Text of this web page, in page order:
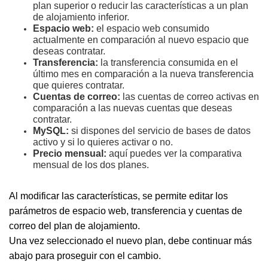
plan superior o reducir las características a un plan
de alojamiento inferior.
Espacio web: el espacio web consumido
actualmente en comparación al nuevo espacio que
deseas contratar.
Transferencia: la transferencia consumida en el
último mes en comparación a la nueva transferencia
que quieres contratar.
Cuentas de correo: las cuentas de correo activas en
comparación a las nuevas cuentas que deseas
contratar.
MySQL: si dispones del servicio de bases de datos
activo y si lo quieres activar o no.
Precio mensual: aquí puedes ver la comparativa
mensual de los dos planes.
Al modificar las características, se permite editar los
parámetros de espacio web, transferencia y cuentas de
correo del plan de alojamiento.
Una vez seleccionado el nuevo plan, debe continuar más
abajo para proseguir con el cambio.